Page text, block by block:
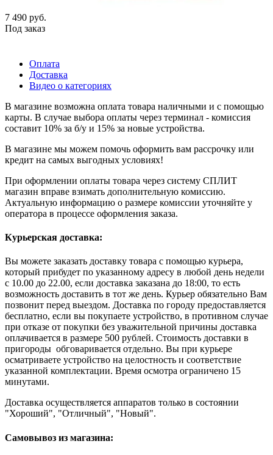
7 490 руб.
Под заказ
Оплата
Доставка
Видео о категориях
В магазине возможна оплата товара наличными и с помощью
карты. В случае выбора оплаты через терминал - комиссия
составит 10% за б/у и 15% за новые устройства.
В магазине мы можем помочь оформить вам рассрочку или
кредит на самых выгодных условиях!
При оформлении оплаты товара через систему СПЛИТ
магазин вправе взимать дополнительную комиссию.
Актуальную информацию о размере комиссии уточняйте у
оператора в процессе оформления заказа.
Курьерская доставка:
Вы можете заказать доставку товара с помощью курьера,
который прибудет по указанному адресу в любой день недели
с 10.00 до 22.00, если доставка заказана до 18:00, то есть
возможность доставить в тот же день. Курьер обязательно Вам
позвонит перед выездом. Доставка по городу предоставляется
бесплатно, если вы покупаете устройство, в противном случае
при отказе от покупки без уважительной причины доставка
оплачивается в размере 500 рублей. Стоимость доставки в
пригороды обговаривается отдельно. Вы при курьере
осматриваете устройство на целостность и соответствие
указанной комплектации. Время осмотра ограничено 15
минутами.
Доставка осуществляется аппаратов только в состоянии
"Хороший", "Отличный", "Новый".
Самовывоз из магазина: